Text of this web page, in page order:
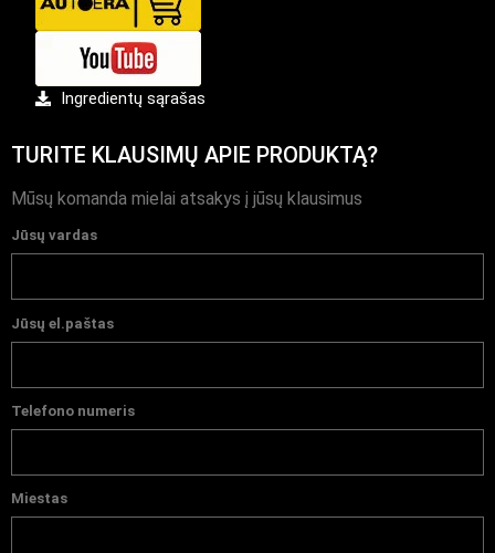
Ingredientų sąrašas
TURITE KLAUSIMŲ APIE PRODUKTĄ?
Mūsų komanda mielai atsakys į jūsų klausimus
Jūsų vardas
Jūsų el.paštas
Telefono numeris
Miestas